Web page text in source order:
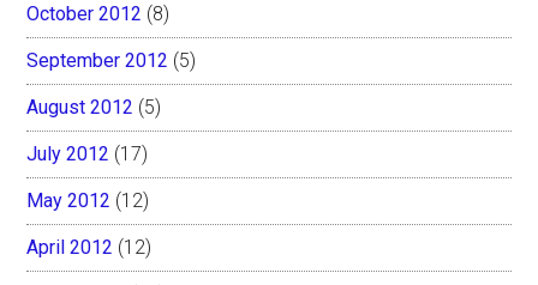
October 2012 (8)
September 2012 (5)
August 2012 (5)
July 2012 (17)
May 2012 (12)
April 2012 (12)